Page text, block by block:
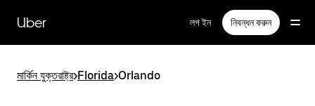
প্রধান
বিষয়সূচিতে
Uber লগ ইন নিবন্ধন করুন
মার্কিন যুক্তরাষ্ট্র>Florida>Orlando